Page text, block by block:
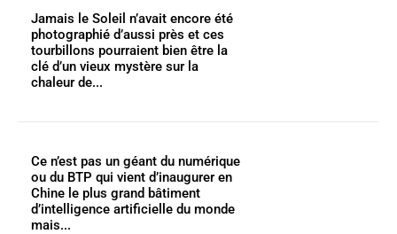
Jamais le Soleil n’avait encore été
photographié d’aussi près et ces
tourbillons pourraient bien être la
clé d’un vieux mystère sur la
chaleur de...
Ce n’est pas un géant du numérique
ou du BTP qui vient d’inaugurer en
Chine le plus grand bâtiment
d’intelligence artificielle du monde
mais...